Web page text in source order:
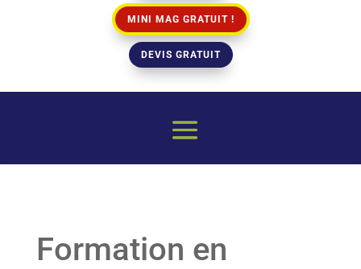
MINI MAG GRATUIT !
DEVIS GRATUIT
Formation en